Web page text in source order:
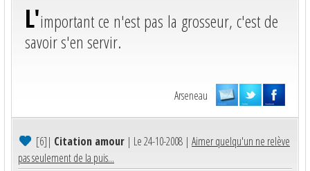
L'important ce n'est pas la grosseur, c'est de
savoir s'en servir.
Arseneau
[6]| Citation amour | Le 24-10-2008 | Aimer quelqu'un ne relève
pas seulement de la puis...